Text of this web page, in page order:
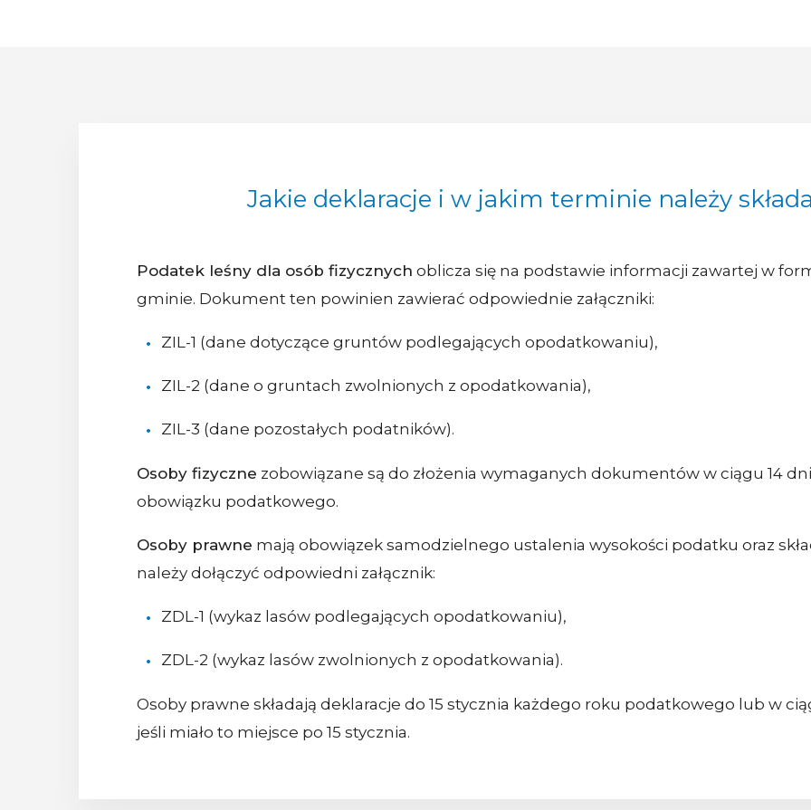
Jakie deklaracje i w jakim terminie należy
Podatek leśny dla osób fizycznych oblicza się na podstawie informacji zawartej w
gminie. Dokument ten powinien zawierać odpowiednie załączniki:
ZIL-1 (dane dotyczące gruntów podlegających opodatkowaniu),
ZIL-2 (dane o gruntach zwolnionych z opodatkowania),
ZIL-3 (dane pozostałych podatników).
Osoby fizyczne zobowiązane są do złożenia wymaganych dokumentów w ciągu 14
obowiązku podatkowego.
Osoby prawne mają obowiązek samodzielnego ustalenia wysokości podatku oraz
należy dołączyć odpowiedni załącznik:
ZDL-1 (wykaz lasów podlegających opodatkowaniu),
ZDL-2 (wykaz lasów zwolnionych z opodatkowania).
Osoby prawne składają deklaracje do 15 stycznia każdego roku podatkowego lub w
jeśli miało to miejsce po 15 stycznia.